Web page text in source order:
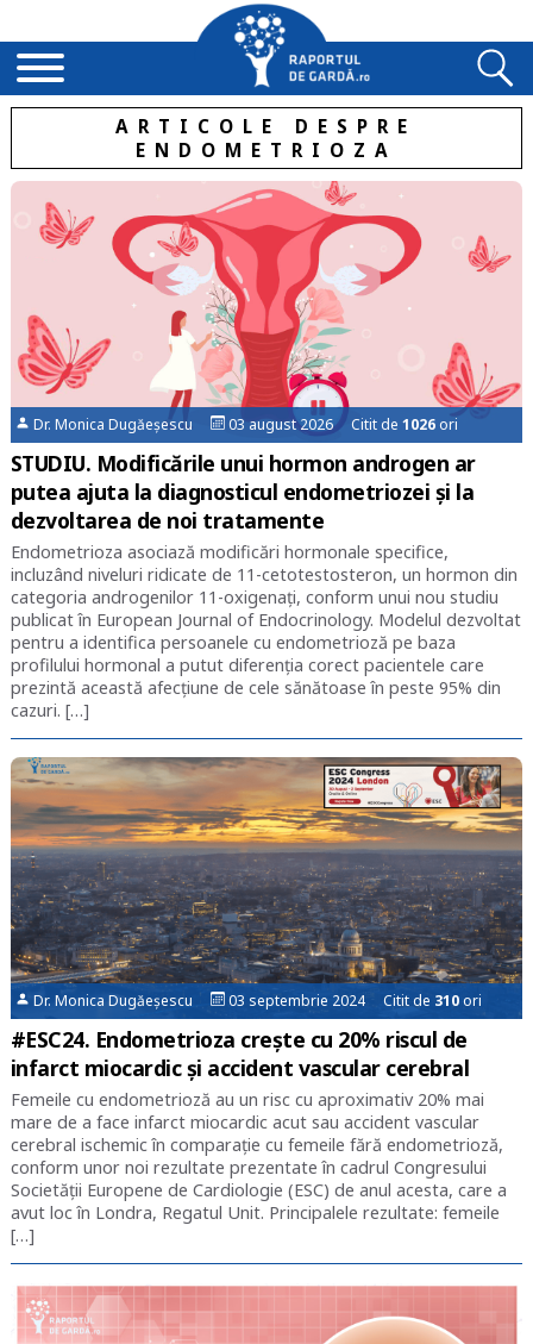
ARTICOLE DESPRE
ENDOMETRIOZA
Dr. Monica Dugăeșescu 03 august 2026 Citit de1026 ori
STUDIU. Modificările unui hormon androgen ar
putea ajuta la diagnosticul endometriozei și la
dezvoltarea de noi tratamente
Endometrioza asociază modificări hormonale specifice,
incluzând niveluri ridicate de 11-cetotestosteron, un hormon din
categoria androgenilor 11-oxigenaţi, conform unui nou studiu
publicat în European Journal of Endocrinology. Modelul dezvoltat
pentru a identifica persoanele cu endometrioză pe baza
profilului hormonal a putut diferenţia corect pacientele care
prezintă această afecţiune de cele sănătoase în peste 95% din
cazuri. […]
Dr. Monica Dugăeșescu 03 septembrie 2024 Citit de 310ori
#ESC24. Endometrioza crește cu 20% riscul de
infarct miocardic şi accident vascular cerebral
Femeile cu endometrioză au un risc cu aproximativ 20% mai
mare de a face infarct miocardic acut sau accident vascular
cerebral ischemic în comparație cu femeile fără endometrioză,
conform unor noi rezultate prezentate în cadrul Congresului
Societăţii Europene de Cardiologie (ESC) de anul acesta, care a
avut loc în Londra, Regatul Unit. Principalele rezultate: femeile
[…]